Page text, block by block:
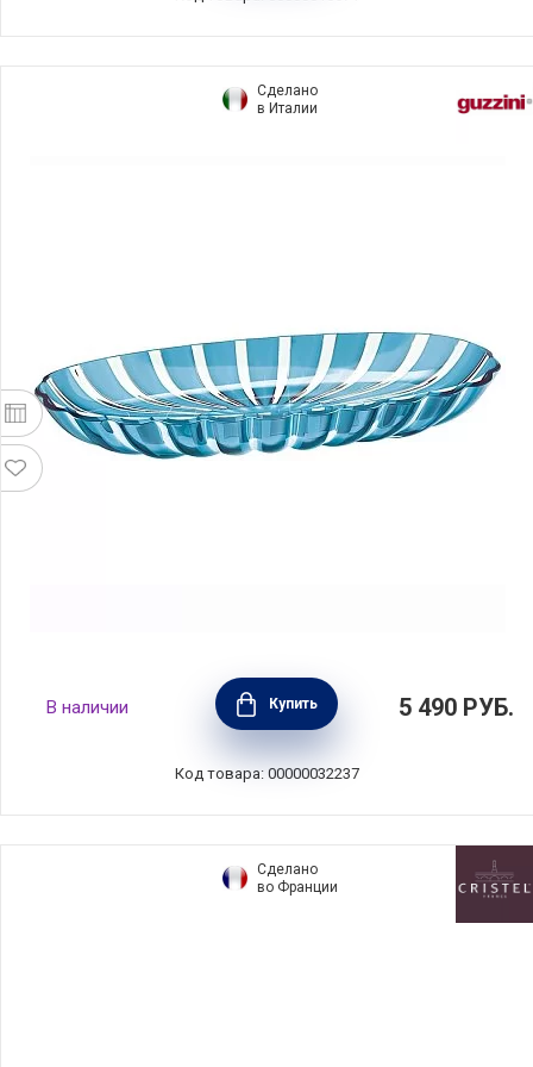
Сделано
в Италии
Поднос сервировочный Dolcevita 38х19 см,
цвет бирюзовый, суперпластик, Guzzini,
Италия, 27970148
В наличии Купить 5 490 РУБ.
Код товара: 00000032237
Сделано
во Франции